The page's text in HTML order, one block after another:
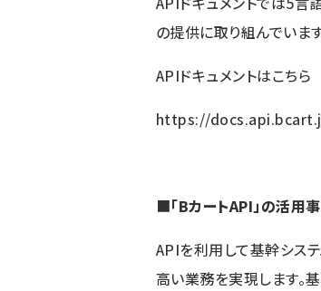
の提供に取り組んでいます
APIドキュメントはこちら
https://
■「BカートAPI」の活用
APIを利用して基幹シス
高い業務を実現します。